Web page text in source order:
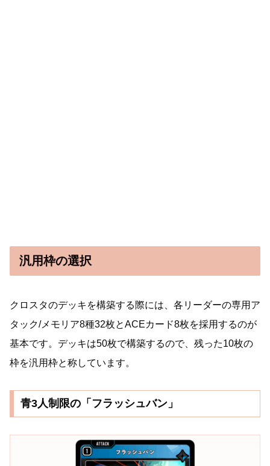
汎用枠の選択
クロスタのデッキを構築する際には、各リーダーの専用ア
タック/メモリア8種32枚とACEカード8枚を採用するのが
基本です。デッキは50枚で構築するので、残った10枚の
枠を汎用枠と称しています。
青3人制限の「フラッシュバン」